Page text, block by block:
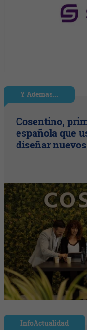
Y Además...
Cosentino,
española que
diseñar
InfoActualidad